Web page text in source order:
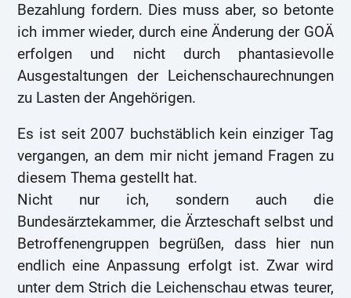
Bezahlung fordern. Dies muss aber, so betonte
ich immer wieder, durch eine Änderung der GOÄ
erfolgen und nicht durch phantasievolle
Ausgestaltungen der Leichenschaurechnungen
zu Lasten der Angehörigen.
Es ist seit 2007 buchstäblich kein einziger Tag
vergangen, an dem mir nicht jemand Fragen zu
diesem Thema gestellt hat.
Nicht nur ich, sondern auch die
Bundesärztekammer, die Ärzteschaft selbst und
Betroffenengruppen begrüßen, dass hier nun
endlich eine Anpassung erfolgt ist. Zwar wird
unter dem Strich die Leichenschau etwas teurer,